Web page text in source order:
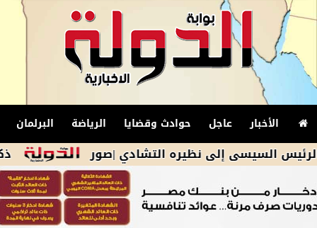
الأخبار عاجل حوادث وقضايا الرياضة البرلمان
ذكرى تاريخية.. إلى نظيره التشادي |صور